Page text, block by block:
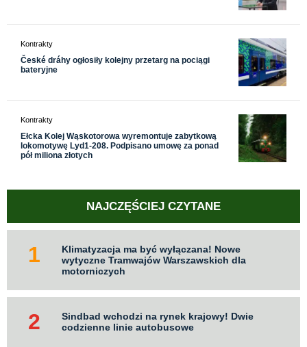
Kontrakty
České dráhy ogłosiły kolejny przetarg na pociągi
bateryjne
Kontrakty
Ełcka Kolej Wąskotorowa wyremontuje zabytkową
lokomotywę Lyd1-208. Podpisano umowę za ponad
pół miliona złotych
NAJCZĘŚCIEJ CZYTANE
Klimatyzacja ma być wyłączana! Nowe
wytyczne Tramwajów Warszawskich dla
motorniczych
Sindbad wchodzi na rynek krajowy! Dwie
codzienne linie autobusowe